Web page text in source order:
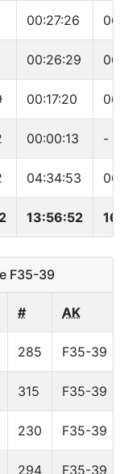
00:27:26
00:26:29
00:17:20
00:00:13 -
04:34:53
13:56:52
F35-39
# AK
285 F35-39
315 F35-39
230 F35-39
294 F35-39